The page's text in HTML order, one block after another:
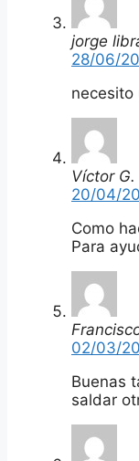
jorge
28/06/
necesito
Víctor G.
20/04/
Como
Para
02/03/
Buenas
saldar